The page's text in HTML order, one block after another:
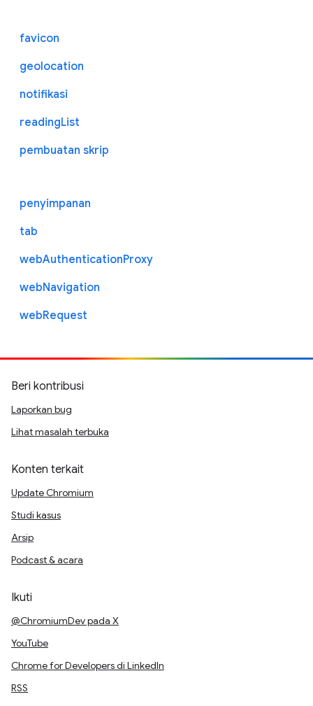
favicon
geolocation
notifikasi
readingList
pembuatan skrip
penyimpanan
tab
webAuthenticationProxy
webNavigation
webRequest
Beri kontribusi
Laporkan bug
Lihat masalah terbuka
Konten terkait
Update Chromium
Studi kasus
Arsip
Podcast & acara
Ikuti
@ChromiumDev pada X
YouTube
Chrome for Developers di LinkedIn
RSS